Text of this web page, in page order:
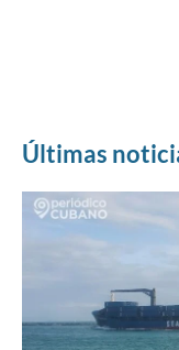
Últimas